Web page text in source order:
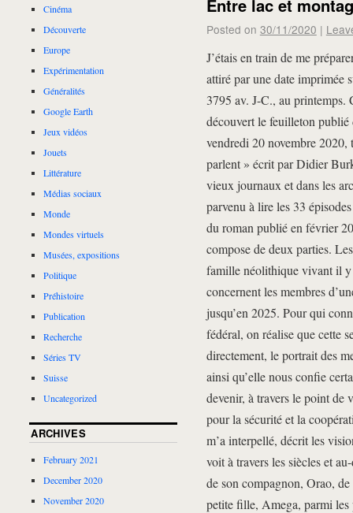
Entre lac et
Posted on 30/11/2020 |
J’étais en train de me
attiré par une date imprimée
3795 av. J-C., au printemps.
découvert le feuilleton
vendredi 20 novembre
parlent » écrit par Didier
vieux journaux et dans les
parvenu à lire les 33
du roman publié en février
compose de deux parties.
famille néolithique vivant il y
concernent les membres
jusqu’en 2025. Pour qui
fédéral, on réalise que cette
directement, le portrait des
ainsi qu’elle nous confie
devenir, à travers le point de
pour la sécurité et la
m’a interpellé, décrit les
voit à travers les siècles et
de son compagnon, Orao,
petite fille, Amega, parmi
Cinéma
Découverte
Europe
Expérimentation
Généralités
Google Earth
Jeux vidéos
Jouets
Littérature
Médias sociaux
Monde
Mondes virtuels
Musées, expositions
Politique
Préhistoire
Publication
Recherche
Séries TV
Suisse
Uncategorized
ARCHIVES
February 2021
December 2020
November 2020